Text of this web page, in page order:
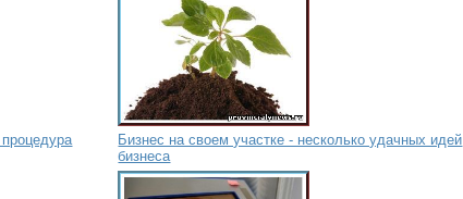
Бизнес на своем участке - несколько удачных идей
бизнеса